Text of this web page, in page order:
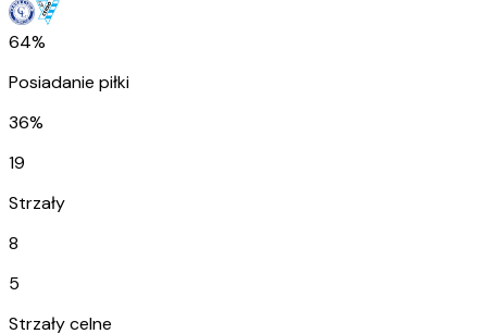
64%
Posiadanie piłki
36%
19
Strzały
8
5
Strzały celne